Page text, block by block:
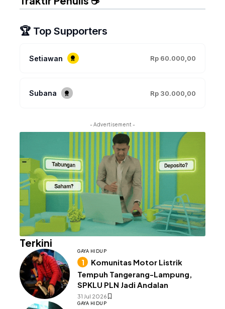
🏆 Top Supporters
Setiawan Rp 60.000,00
Subana Rp 30.000,00
- Advertisement -
Terkini
GAYA HIDUP
Komunitas Motor Listrik
Tempuh Tangerang-Lampung,
SPKLU PLN Jadi Andalan
31 Jul 2026
GAYA HIDUP